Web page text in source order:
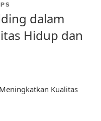
dalam
Hidup dan
Kualitas